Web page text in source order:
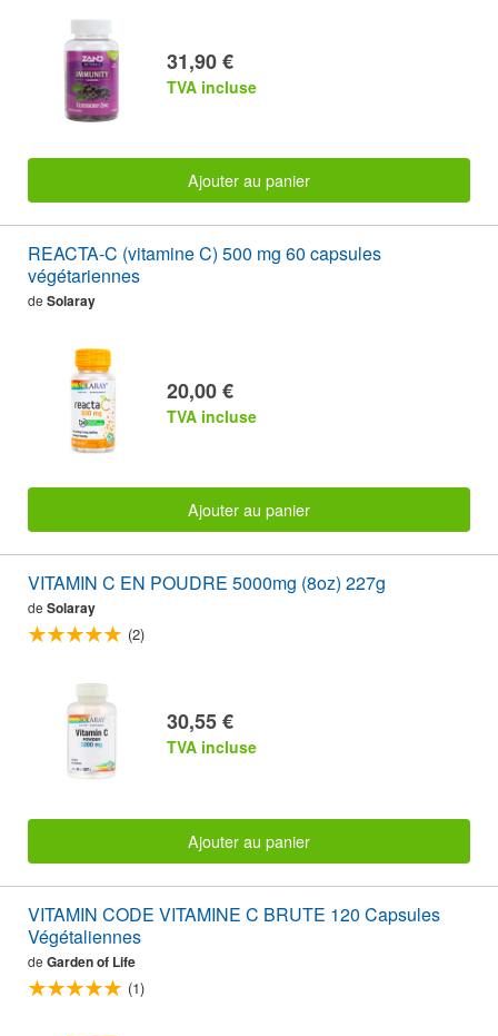
31,90 €
TVA incluse
Ajouter au panier
REACTA-C (vitamine C) 500 mg 60 capsules
végétariennes
de Solaray
20,00 €
TVA incluse
Ajouter au panier
VITAMIN C EN POUDRE 5000mg (8oz) 227g
de Solaray
(2)
30,55 €
TVA incluse
Ajouter au panier
VITAMIN CODE VITAMINE C BRUTE 120 Capsules
Végétaliennes
de Garden of Life
(1)